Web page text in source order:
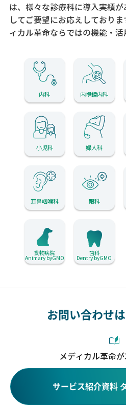
は、様々な診療科に導入実績が
してご要望にお応えしておりま
ィカル革命ならではの機能・活
内科 内視鏡内科
小児科 婦人科
耳鼻咽喉科 眼科
動物病院
Animary byGMO
歯科
Dentry byGMO
お問い合わせ
メディカル革命
サービス紹介資料